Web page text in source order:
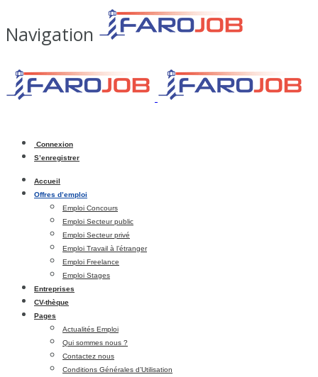
Navigation
Connexion
S’enregistrer
Accueil
Offres d’emploi
Emploi Concours
Emploi Secteur public
Emploi Secteur privé
Emploi Travail à l’étranger
Emploi Freelance
Emploi Stages
Entreprises
CV-thèque
Pages
Actualités Emploi
Qui sommes nous ?
Contactez nous
Conditions Générales d’Utilisation